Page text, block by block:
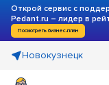
Открой сервис с
Pedant.ru – лидер в
Посмотреть бизнес-план
Новокузнецк